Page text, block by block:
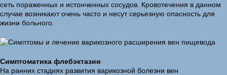
сеть пораженных и истонченных сосудов. Кровотечения в данном
случае возникают очень часто и несут серьезную опасность для
жизни больного.
Симптоматика флебэктазии
На ранних стадиях развития варикозной болезни вен